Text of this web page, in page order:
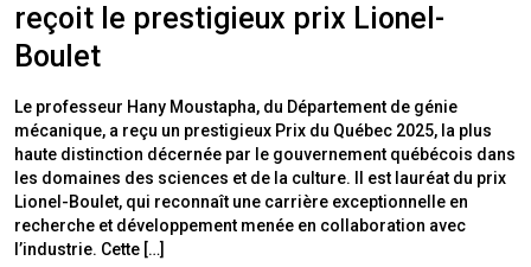
reçoit le prestigieux prix Lionel-
Boulet
Le professeur Hany Moustapha, du Département de génie
mécanique, a reçu un prestigieux Prix du Québec 2025, la plus
haute distinction décernée par le gouvernement québécois dans
les domaines des sciences et de la culture. Il est lauréat du prix
Lionel-Boulet, qui reconnaît une carrière exceptionnelle en
recherche et développement menée en collaboration avec
l’industrie. Cette […]